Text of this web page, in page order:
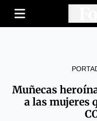
Muñecas
a las mujeres